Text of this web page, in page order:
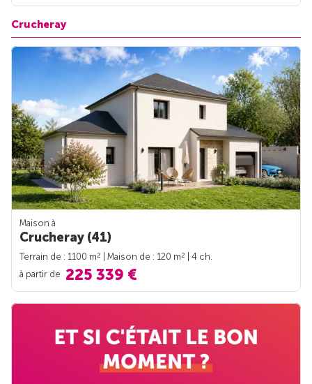
Crucheray
Maison à
Crucheray (41)
Terrain de : 1100 m2 | Maison de : 120 m2
| 4 ch.
à partir de 225 339 €